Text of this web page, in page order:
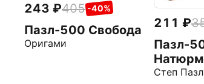
243 405 -40%
Пазл-500 Свобода
Оригами
211
Пазл-
Степ Пазл